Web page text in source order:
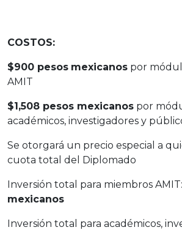
COSTOS:
$900 pesos mexicanos por
AMIT
$1,508 pesos mexicanos por
académicos, investigadores y
Se otorgará un precio especial a
cuota total del Diplomado
Inversión total para miembros AMIT:
mexicanos
Inversión total para académicos,